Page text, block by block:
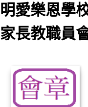
明愛樂恩學
家長教職員